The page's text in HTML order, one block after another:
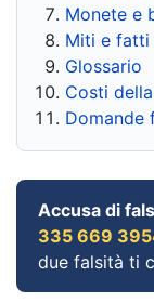
Monete e
Miti e fatti
Glossario
Costi
Domande
Accusa di
335 669
due falsità ti